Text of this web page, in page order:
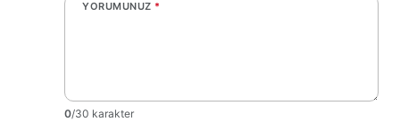
YORUMUNUZ *
0/30 karakter